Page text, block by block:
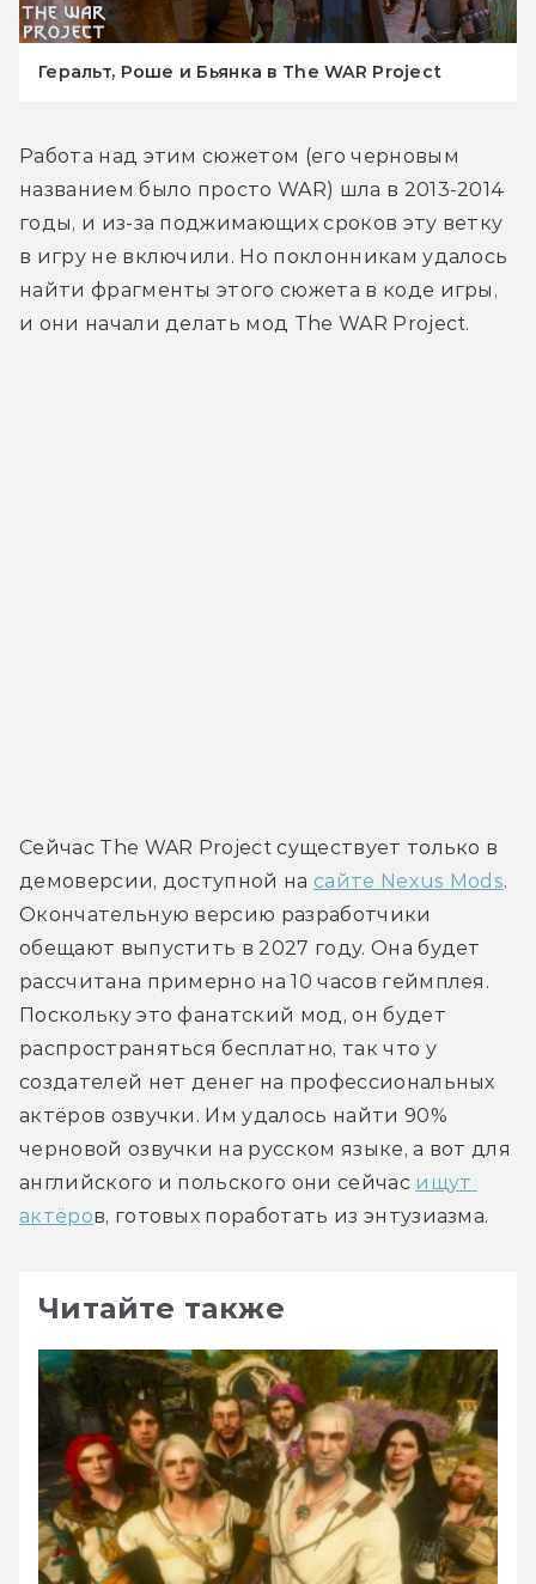
Геральт, Роше и Бьянка в The WAR Project
Работа над этим сюжетом (его черновым
названием было просто WAR) шла в 2013-2014
годы, и из-за поджимающих сроков эту ветку
в игру не включили. Но поклонникам удалось
найти фрагменты этого сюжета в коде игры,
Сейчас The WAR Project существует только в
демоверсии, доступной на сайте Nexus Mods.
Окончательную версию разработчики
обещают выпустить в 2027 году. Она будет
рассчитана примерно на 10 часов геймплея.
Поскольку это фанатский мод, он будет
распространяться бесплатно, так что у
создателей нет денег на профессиональных
актёров озвучки. Им удалось найти 90%
черновой озвучки на русском языке, а вот для
английского и польского они сейчас ищут
актёров, готовых поработать из энтузиазма.
Читайте также